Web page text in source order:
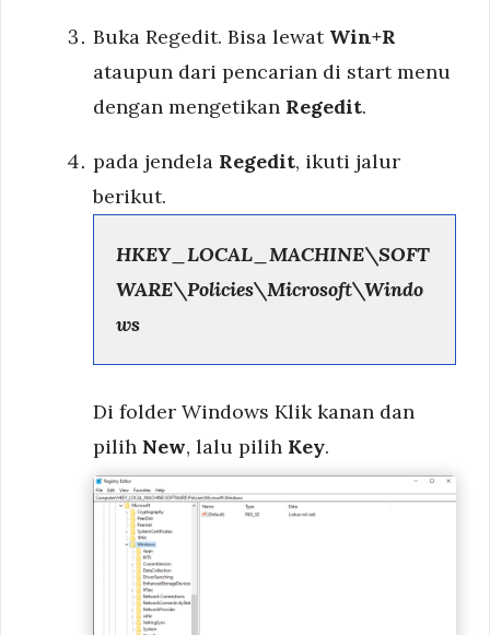
Buka Regedit. Bisa lewat Win+R
ataupun dari pencarian di start menu
dengan mengetikan Regedit.
pada jendela Regedit, ikuti jalur
berikut.
HKEY_LOCAL_MACHINE\SOFT
WARE\Policies\Microsoft\Windo
ws
Di folder Windows Klik kanan dan
pilih New, lalu pilih Key.